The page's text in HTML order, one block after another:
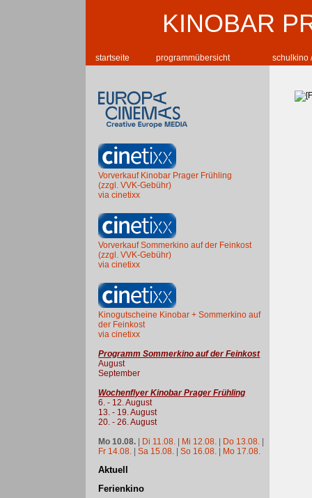
KINOBAR
startseite programmübersicht schulkino
Vorverkauf Kinobar Prager Frühling
(zzgl. VVK-Gebühr)
via cinetixx
Vorverkauf Sommerkino auf der Feinkost
(zzgl. VVK-Gebühr)
via cinetixx
Kinogutscheine Kinobar + Sommerkino auf
der Feinkost
via cinetixx
Programm Sommerkino auf der Feinkost
August
September
Wochenflyer Kinobar Prager Frühling
6. - 12. August
13. - 19. August
20. - 26. August
Mo 10.08. | Di 11.08. | Mi 12.08. | Do 13.08. |
Fr 14.08. |Sa 15.08. |So 16.08. | Mo 17.08.
Aktuell
Ferienkino